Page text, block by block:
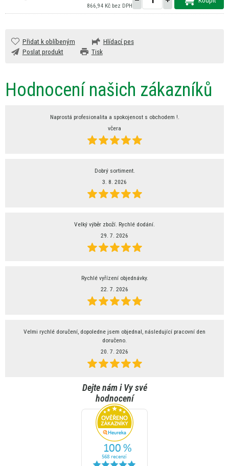
866,94 Kč bez DPH
Přidat k oblíbeným
Hlídací pes
Poslat produkt
Tisk
Hodnocení našich zákazníků
Naprostá profesionalita a spokojenost s obchodem !.
včera
Dobrý sortiment.
3. 8. 2026
Velký výběr zboží. Rychlé dodání.
29. 7. 2026
Rychlé vyřízení objednávky.
22. 7. 2026
Velmi rychlé doručení, dopoledne jsem objednal, následující pracovní den
doručeno.
20. 7. 2026
Dejte nám i Vy své
hodnocení